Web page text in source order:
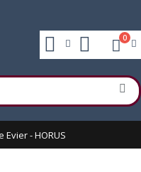
0
- HORUS